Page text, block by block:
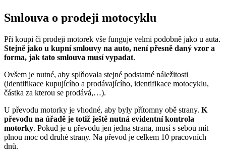
Smlouva o prodeji motocyklu
Při koupi či prodeji motorek vše funguje velmi podobně jako u auta.
Stejně jako u kupní smlouvy na auto, není přesně daný vzor a
forma, jak tato smlouva musí vypadat.
Ovšem je nutné, aby splňovala stejné podstatné náležitosti
(identifikace kupujícího a prodávajícího, identifikace motocyklu,
částka za kterou se prodává,…).
U převodu motorky je vhodné, aby byly přítomny obě strany. K
převodu na úřadě je totiž ještě nutná evidentní kontrola
motorky. Pokud je u převodu jen jedna strana, musí s sebou mít
plnou moc od druhé strany. Na převod je celkem 10 pracovních
dnů.